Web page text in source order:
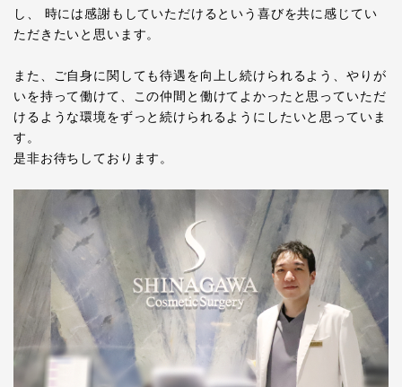
し、 時には感謝もしていただけるという喜びを共に感じてい
ただきたいと思います。
また、ご自身に関しても待遇を向上し続けられるよう、やりが
いを持って働けて、この仲間と働けてよかったと思っていただ
けるような環境をずっと続けられるようにしたいと思っていま
す。
是非お待ちしております。